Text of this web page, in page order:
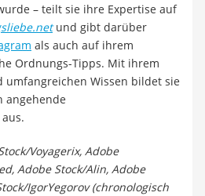
– teilt sie ihre Expertise auf
und gibt darüber
als auch auf ihrem
Ordnungs-Tipps. Mit ihrem
Wissen bildet sie
angehende
Voyagerix, Adobe
Adobe Stock/Alin, Adobe
IgorYegorov (chronologisch